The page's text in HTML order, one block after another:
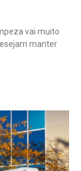
vai muito
manter